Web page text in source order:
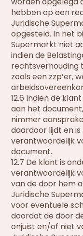
hebben op een
Juridische
opgesteld. In het
Supermarkt niet
indien de
rechtsverhouding
zoals een zzp’er,
12.6 Indien de
aan het
nimmer
daardoor lijdt en
verantwoordelijk
document.
12.7 De klant is
verantwoordelijk
van de door hem
Juridische
voor eventuele
doordat de door
onjuist en/of niet